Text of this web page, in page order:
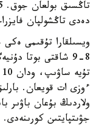
دەدى تاڭشولپان
ويسىلقارا تۇقىمى
ءوزى ات قويعان.
ولاردىڭ بۇعان باۋىر
جۋىتپايتىن كورىنەدى.